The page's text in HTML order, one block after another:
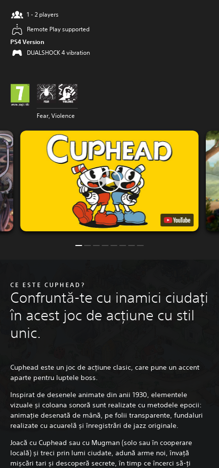
1 - 2 players
Remote Play supported
PS4 Version
DUALSHOCK 4 vibration
Fear, Violence
CE ESTE CUPHEAD?
Confruntă-te cu inamici ciudați
în acest joc de acțiune cu stil
unic.
Cuphead este un joc de acțiune clasic, care pune un accent
aparte pentru luptele boss.
Inspirat de desenele animate din anii 1930, elementele
vizuale și coloana sonoră sunt realizate cu metodele epocii:
animație desenată de mână, pe folii transparente, fundaluri
realizate cu acuarelă și înregistrări de jazz originale.
Joacă cu Cuphead sau cu Mugman (solo sau în cooperare
locală) și treci prin lumi ciudate, adună arme noi, învață
mișcări tari și descoperă secrete, în timp ce încerci să-ți